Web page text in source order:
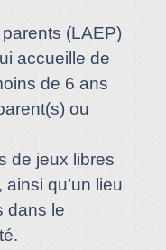
(LAEP)
accueille de
de 6 ans
ou
de jeux libres
qu’un lieu
dans le